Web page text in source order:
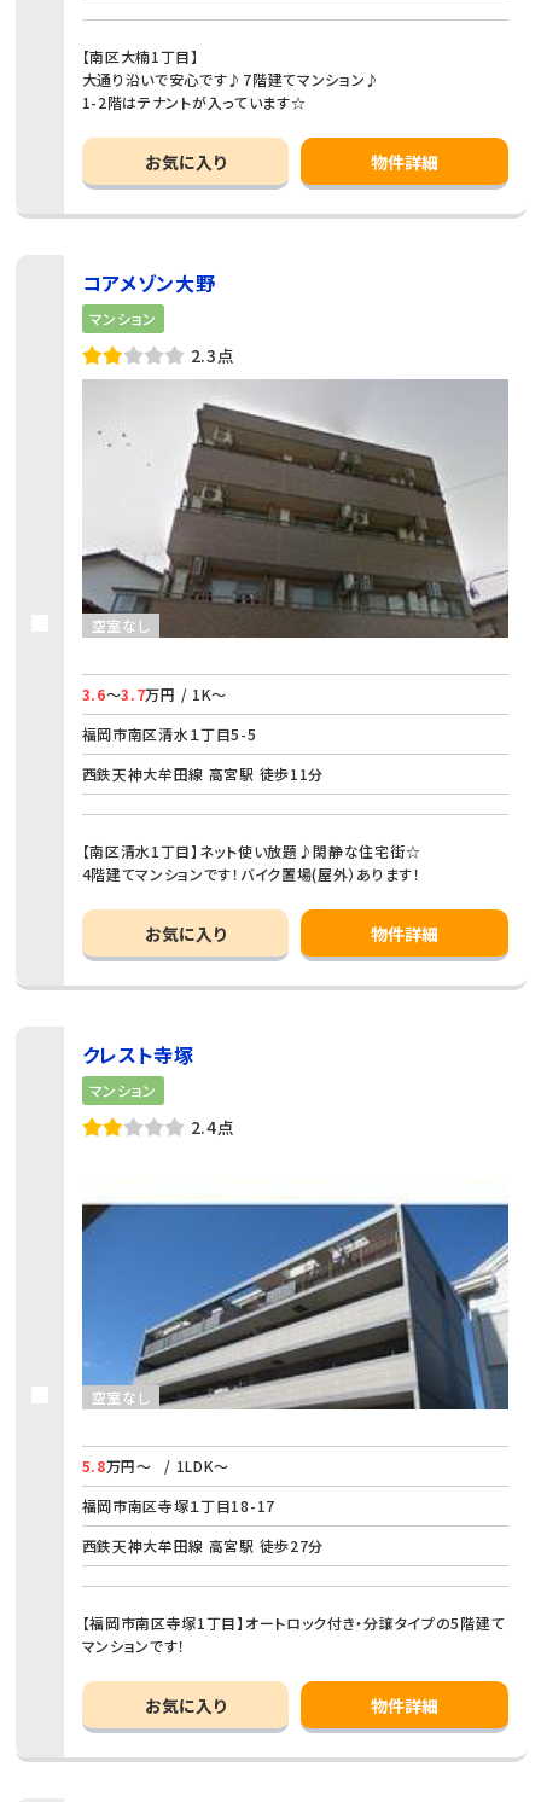
【南区大楠1丁目】
大通り沿いで安心です♪7階建てマンション♪
1-2階はテナントが入っています☆
お気に入り 物件詳細
コアメゾン大野
マンション
2.3点
空室なし
3.6～3.7万円 / 1K～
福岡市南区清水１丁目5-5
西鉄天神大牟田線 高宮駅 徒歩11分
【南区清水1丁目】ネット使い放題♪閑静な住宅街☆
4階建てマンションです！バイク置場(屋外）あります！
お気に入り 物件詳細
クレスト寺塚
マンション
2.4点
空室なし
5.8万円～
/ 1LDK～
福岡市南区寺塚１丁目18-17
西鉄天神大牟田線 高宮駅 徒歩27分
【福岡市南区寺塚1丁目】オートロック付き・分譲タイプの5階建て
マンションです！
お気に入り 物件詳細